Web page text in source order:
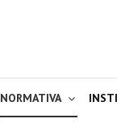
NORMATIVA